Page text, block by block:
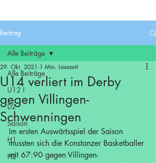
Beitrag
Alle Beiträge
U12 I
D2
Saison
H1
H2
Alle Beiträge
U14 verliert im Derby
gegen Villingen-
Schwenningen
29. Okt. 2021 1 Min. Lesezeit
Im ersten Auswärtsspiel der Saison
mussten sich die Konstanzer Basketballer
mit 67:90 gegen Villingen-